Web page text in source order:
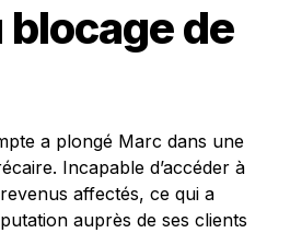
de
a plongé Marc dans une
Incapable d’accéder à
affectés, ce qui a
auprès de ses clients